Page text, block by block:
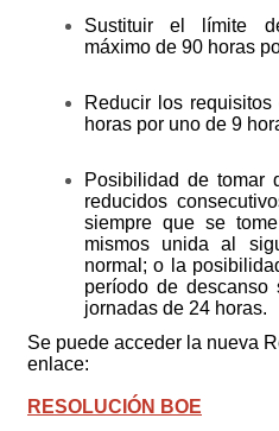
Sustituir el límite
máximo de 90 horas
Reducir los requisitos
horas por uno de 9
Posibilidad de tomar
reducidos
siempre que se
mismos unida al
normal; o la
período de descanso
jornadas de 24 horas.
Se puede acceder la nueva
enlace:
RESOLUCIÓN BOE